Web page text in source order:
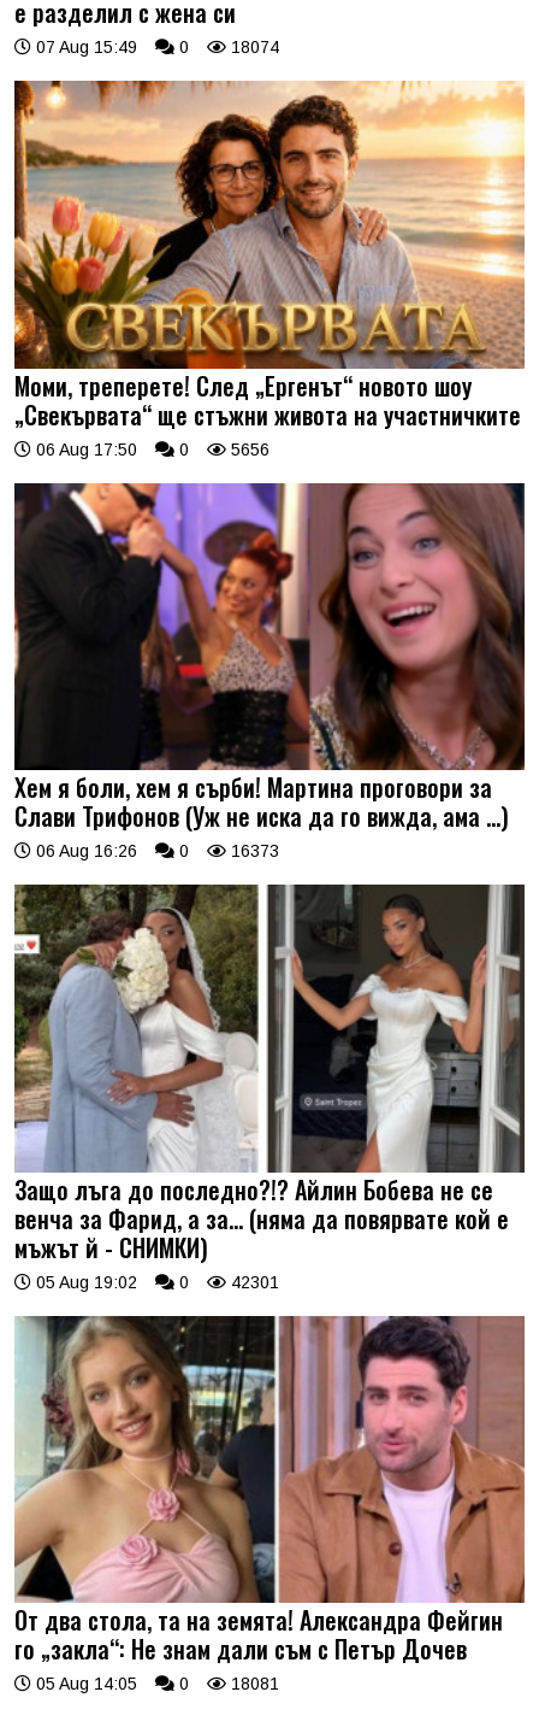
е разделил с жена си
07 Aug 15:49 0 18074
Моми, треперете! След „Ергенът“ новото шоу
„Свекървата“ ще стъжни живота на участничките
06 Aug 17:50 0 5656
Хем я боли, хем я сърби! Мартина проговори за
Слави Трифонов (Уж не иска да го вижда, ама …)
06 Aug 16:26 0 16373
Защо лъга до последно?!? Айлин Бобева не се
венча за Фарид, а за... (няма да повярвате кой е
мъжът й - СНИМКИ)
05 Aug 19:02 0 42301
От два стола, та на земята! Александра Фейгин
го „закла“: Не знам дали съм с Петър Дочев
05 Aug 14:05 0 18081